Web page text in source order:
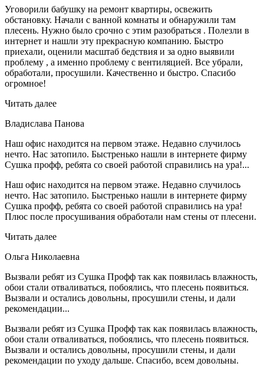
Уговорили бабушку на ремонт квартиры, освежить
обстановку. Начали с ванной комнаты и обнаружили там
плесень. Нужно было срочно с этим разобраться . Полезли в
интернет и нашли эту прекрасную компанию. Быстро
приехали, оценили масштаб бедствия и за одно выявили
проблему , а именно проблему с вентиляцией. Все убрали,
обработали, просушили. Качественно и быстро. Спасибо
огромное!
Читать далее
Владислава Панова
Наш офис находится на первом этаже. Недавно случилось
нечто. Нас затопило. Быстренько нашли в интернете фирму
Сушка профф, ребята со своей работой справились на ура!...
Наш офис находится на первом этаже. Недавно случилось
нечто. Нас затопило. Быстренько нашли в интернете фирму
Сушка профф, ребята со своей работой справились на ура!
Плюс после просушивания обработали нам стены от плесени.
Читать далее
Ольга Николаевна
Вызвали ребят из Сушка Профф так как появилась влажность,
обои стали отваливаться, побоялись, что плесень появиться.
Вызвали и остались довольны, просушили стены, и дали
рекомендации...
Вызвали ребят из Сушка Профф так как появилась влажность,
обои стали отваливаться, побоялись, что плесень появиться.
Вызвали и остались довольны, просушили стены, и дали
рекомендации по уходу дальше. Спасибо, всем довольны.